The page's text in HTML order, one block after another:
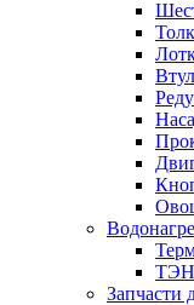
Запчасти